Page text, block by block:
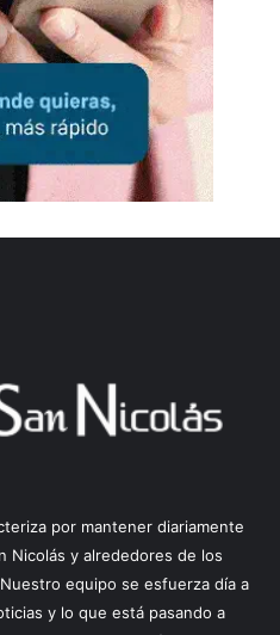
por mantener diariamente
Nicolás y alrededores de los
equipo se esfuerza día a
y lo que está pasando a